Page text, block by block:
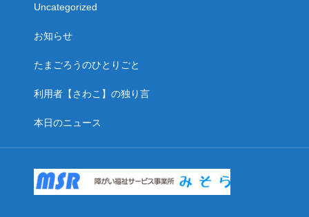
Uncategorized
お知らせ
たまごろうのひとりごと
利用者【さわこ】の独り言
本日のニュース